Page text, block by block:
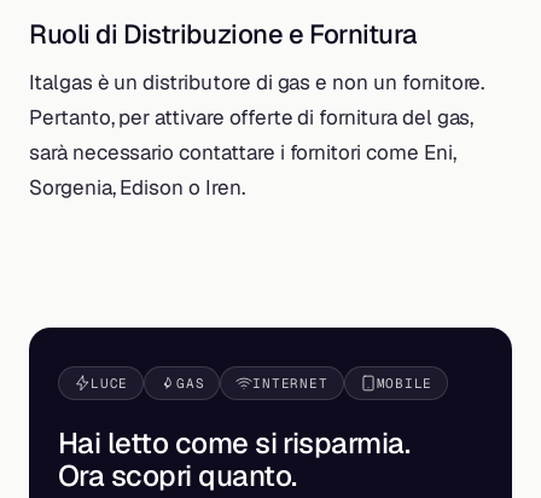
Ruoli di Distribuzione e Fornitura
Italgas è un distributore di gas e non un fornitore.
Pertanto, per attivare offerte di fornitura del gas,
sarà necessario contattare i fornitori come Eni,
Sorgenia, Edison o Iren.
LUCE GAS INTERNET MOBILE
Hai letto come si risparmia.
Ora scopri quanto.